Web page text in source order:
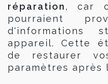
réparation, car
pourraient
d'informations
appareil. Cette
de restaurer
paramètres après